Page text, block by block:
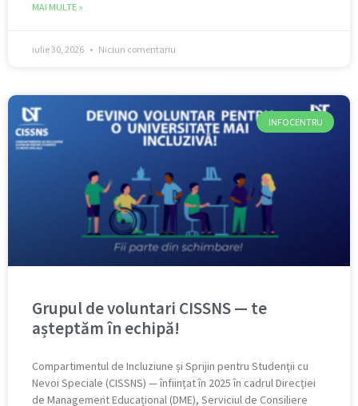
MAI MULTE »
iulie 30, 2026 Niciun comentariu
INFOCENTRU
Grupul de voluntari CISSNS — te
așteptăm în echipă!
Compartimentul de Incluziune și Sprijin pentru Studenții cu
Nevoi Speciale (CISSNS) — înființat în 2025 în cadrul Direcției
de Management Educațional (DME), Serviciul de Consiliere